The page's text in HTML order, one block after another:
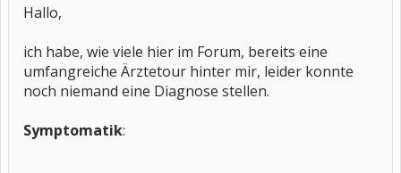
Hallo,
ich habe, wie viele hier im Forum, bereits eine
umfangreiche Ärztetour hinter mir, leider konnte
noch niemand eine Diagnose stellen.
Symptomatik: